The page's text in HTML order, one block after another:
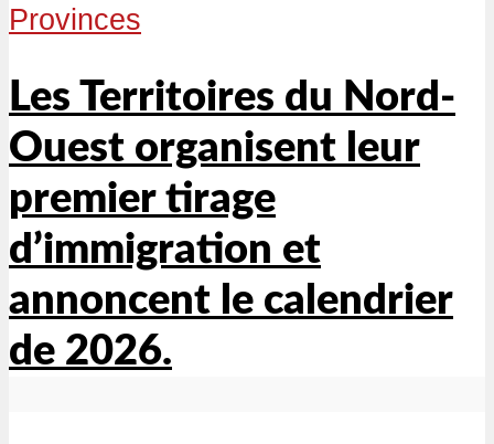
Provinces
Les Territoires du Nord-
Ouest organisent leur
premier tirage
d’immigration et
annoncent le calendrier
de 2026.